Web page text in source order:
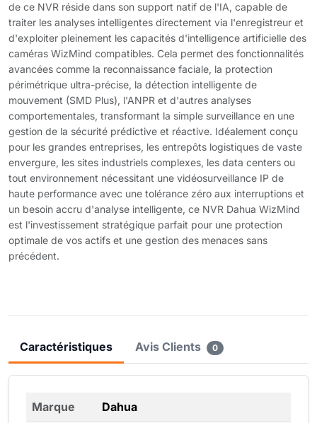
de ce NVR réside dans son support natif de l'IA, capable de
traiter les analyses intelligentes directement via l'enregistreur et
d'exploiter pleinement les capacités d'intelligence artificielle des
caméras WizMind compatibles. Cela permet des fonctionnalités
avancées comme la reconnaissance faciale, la protection
périmétrique ultra-précise, la détection intelligente de
mouvement (SMD Plus), l'ANPR et d'autres analyses
comportementales, transformant la simple surveillance en une
gestion de la sécurité prédictive et réactive. Idéalement conçu
pour les grandes entreprises, les entrepôts logistiques de vaste
envergure, les sites industriels complexes, les data centers ou
tout environnement nécessitant une vidéosurveillance IP de
haute performance avec une tolérance zéro aux interruptions et
un besoin accru d'analyse intelligente, ce NVR Dahua WizMind
est l'investissement stratégique parfait pour une protection
optimale de vos actifs et une gestion des menaces sans
précédent.
Caractéristiques Avis Clients 0
Marque Dahua